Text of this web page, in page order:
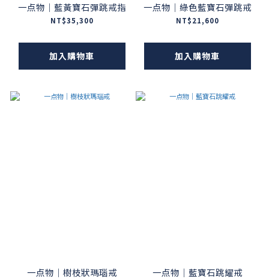
一点物｜藍黃寶石彈跳戒指
NT$35,300
加入購物車
一点物｜綠色藍寶石彈跳戒
NT$21,600
加入購物車
一点物｜樹枝狀瑪瑙戒 一点物｜藍寶石跳耀戒